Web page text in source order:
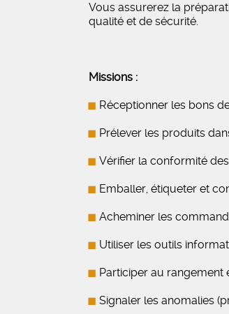
Vous assurerez la
qualité et de sécurité.
Missions :
Réceptionner les bons
Prélever les produits
Vérifier la conformité
Emballer, étiqueter et
Acheminer les
Utiliser les outils
Participer au rangement
Signaler les anomalies